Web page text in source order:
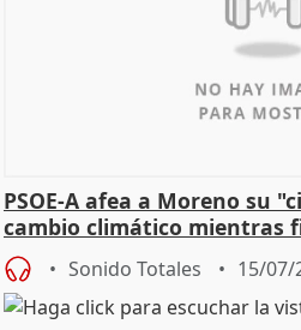
PSOE-A afea a Moreno su
cambio climático mientras
Sonido Totales 15/07/